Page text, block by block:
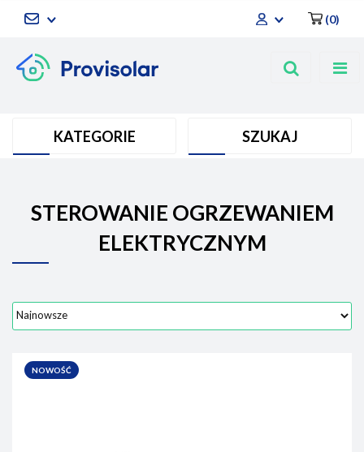
Zaloguj się
(0)
KATEGORIE SZUKAJ
STEROWANIE OGRZEWANIEM
ELEKTRYCZNYM
NOWOŚĆ